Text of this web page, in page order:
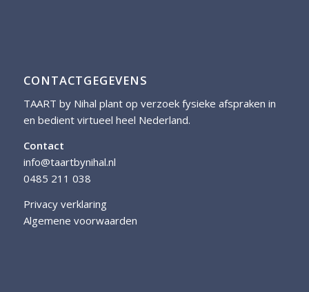
CONTACTGEGEVENS
TAART by Nihal plant op verzoek fysieke afspraken in
en bedient virtueel heel Nederland.
Contact
info@taartbynihal.nl
0485 211 038
Privacy verklaring
Algemene voorwaarden